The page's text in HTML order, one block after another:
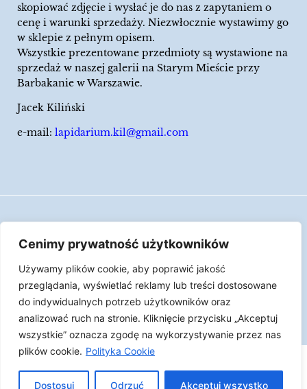
Cenimy prywatność użytkowników
Używamy plików cookie, aby poprawić jakość
przeglądania, wyświetlać reklamy lub treści dostosowane
do indywidualnych potrzeb użytkowników oraz
analizować ruch na stronie. Kliknięcie przycisku „Akceptuj
wszystkie” oznacza zgodę na wykorzystywanie przez nas
plików cookie. Polityka Cookie
Dostosuj Odrzuć Akceptuj wszystko
skopiować zdjęcie i wysłać je do nas z zapytaniem o
cenę i warunki sprzedaży. Niezwłocznie wystawimy go
w sklepie z pełnym opisem.
Wszystkie prezentowane przedmioty są wystawione na
sprzedaż w naszej galerii na Starym Mieście przy
Barbakanie w Warszawie.
Jacek Kiliński
e-mail: lapidarium.kil@gmail.com
Polityka Cookies
LAPIDARIUM Jacka Kilińskiego | Człowiek jest
epizodem w życiu przedmiotów.
Made with ♥︎ by Skydoo